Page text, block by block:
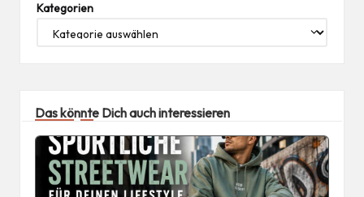
Kategorien
Das könnte Dich auch interessieren